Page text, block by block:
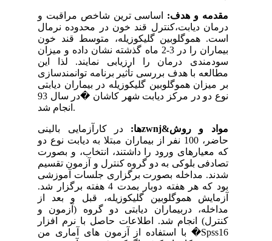
مقدمه و هدف:اساسی ترین شاخص مراقبت و
درمان دیابت،کنترل قند خون در محدوده نرمال
است. هموگلوبین گلیکوزیله، متوسط قند خون
بیماران را در 3-2 ماه گذشته نشان داده و میزان
سودمندی درمان را ارزیابی نمایند. لذا این
مطالعه با هدف بررسی تأثیر برنامه توانمندسازی
بر میزان هموگلوبین گلیکوزیله در بیماران دیابتی
نوع دو در مرکز دیابت شهر کاشان �در سال 93
مواد و روش&zwnjها:
در کارآزمایی بالینی
حاضر، 100 نفر از بیماران مبتلا به دیابت نوع دو
که معیارهای ورود را داشتند، انتخاب، و بصورت
تصادفی بلوکی به دو گروه کنترل و آزمون تقسیم
شدند. مداخله بصورت برگزاری جلسات آموزشی
بود که هر هفته دوبار بمدت 4 هفته برگزار شد.
آزمایش هموگلوبین گلیکوزیله، قبل و بعد از
مداخله، دربیماران دیابتی دو گروه (آزمون و
کنترل) انجام شد. اطلاعات حاصل با نرم افزار
Spss16� با استفاده از آزمون های آماری من